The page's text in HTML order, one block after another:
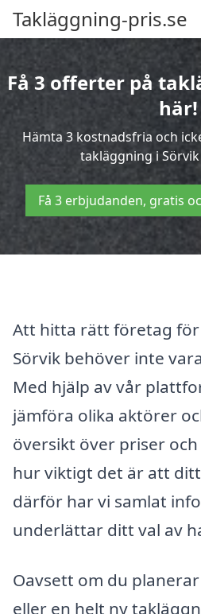
Takläggning-pris.se
Få 3 offerter på
här!
Hämta 3 kostnadsfria och
takläggning i
Få 3 erbjudanden, gratis
Att hitta rätt företag
Sörvik behöver inte
Med hjälp av vår
jämföra olika aktörer
översikt över priser
hur viktigt det är att
därför har vi samlat
underlättar ditt val av
Oavsett om du
eller en helt ny